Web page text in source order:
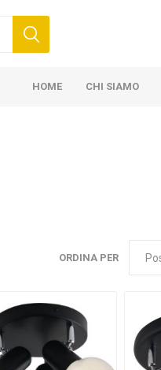
HOME CHI SIAMO
ORDINA PER